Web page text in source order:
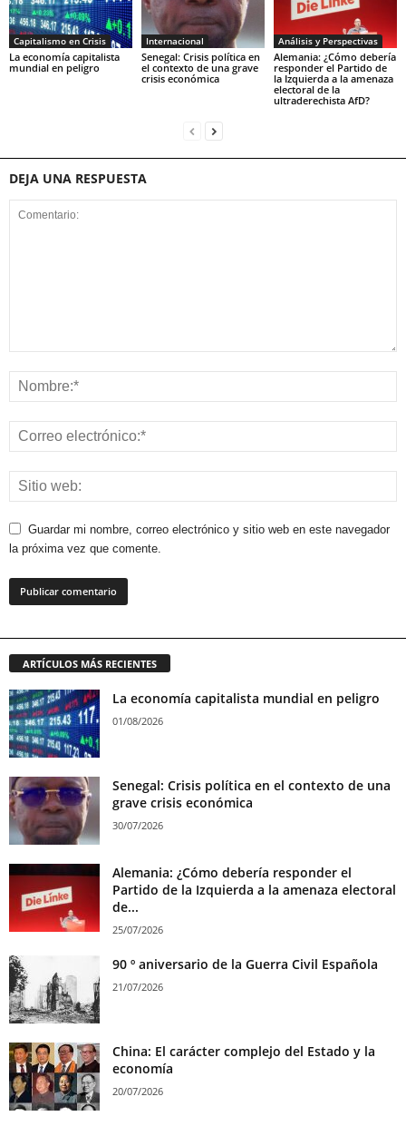
Capitalismo en Crisis
La economía capitalista
mundial en peligro
Internacional
Senegal: Crisis política en
el contexto de una grave
crisis económica
Análisis y Perspectivas
Alemania: ¿Cómo debería
responder el Partido de
la Izquierda a la amenaza
electoral de la
ultraderechista AfD?
DEJA UNA RESPUESTA
Guardar mi nombre, correo electrónico y sitio web en este navegador
la próxima vez que comente.
ARTÍCULOS MÁS RECIENTES
La economía capitalista mundial en peligro
01/08/2026
Senegal: Crisis política en el contexto de una
grave crisis económica
30/07/2026
Alemania: ¿Cómo debería responder el
Partido de la Izquierda a la amenaza electoral
de...
25/07/2026
90 º aniversario de la Guerra Civil Española
21/07/2026
China: El carácter complejo del Estado y la
economía
20/07/2026